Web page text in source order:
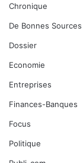
Chronique
De Bonnes Sources
Dossier
Economie
Entreprises
Finances-Banques
Focus
Politique